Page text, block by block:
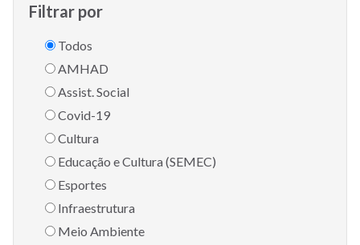
Filtrar por
Todos
AMHAD
Assist. Social
Covid-19
Cultura
Educação e Cultura (SEMEC)
Esportes
Infraestrutura
Meio Ambiente